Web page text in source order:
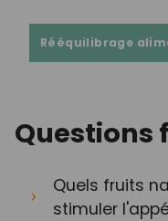
Rééquilibrage
Questions
Quels fruits
stimuler